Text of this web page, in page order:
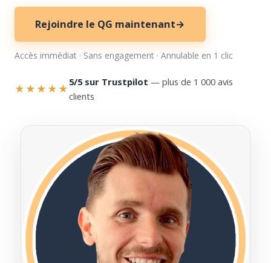
Rejoindre le QG maintenant→
Accès immédiat · Sans engagement · Annulable en 1 clic
★★★★★
5/5 sur Trustpilot — plus de 1 000 avis
clients